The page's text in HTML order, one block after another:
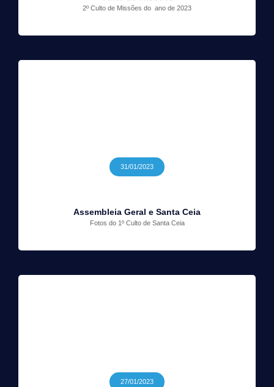
2º Culto de Missões do ano de 2023
31/01/2023
Assembleia Geral e Santa Ceia
Fotos do 1º Culto de Santa Ceia
27/01/2023